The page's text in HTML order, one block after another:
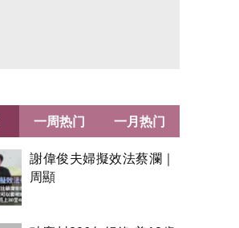
謝偉俊夫婦擬效法蔡瀾｜
周顯
一周热门 一月热门